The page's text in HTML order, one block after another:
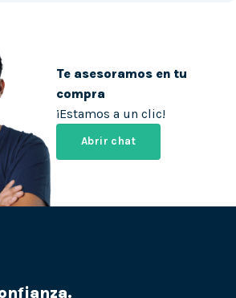
Te asesoramos en tu
compra
¡Estamos a un clic!
Abrir chat